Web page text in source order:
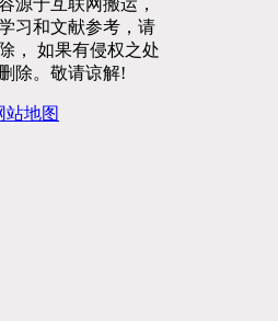
习和文献参考，请
， 如果有侵权之处
除。敬请谅解!
站地图